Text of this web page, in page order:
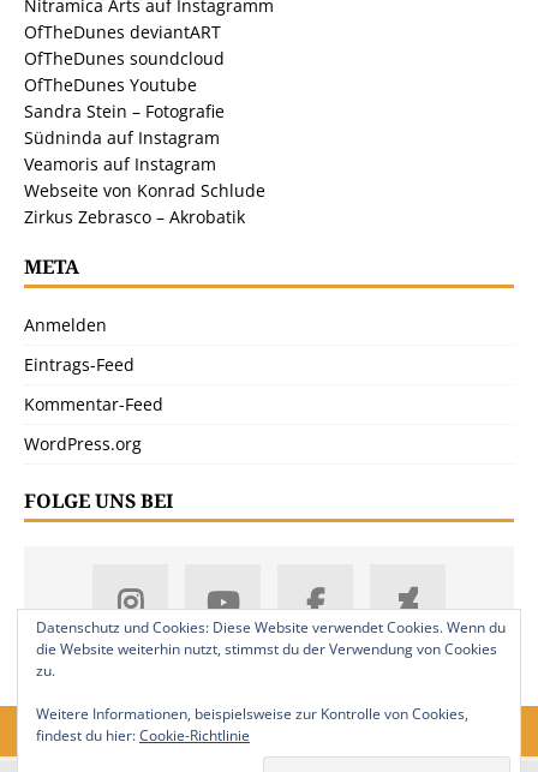
Nitramica Arts auf Instagramm
OfTheDunes deviantART
OfTheDunes soundcloud
OfTheDunes Youtube
Sandra Stein – Fotografie
Südninda auf Instagram
Veamoris auf Instagram
Webseite von Konrad Schlude
Zirkus Zebrasco – Akrobatik
META
Anmelden
Eintrags-Feed
Kommentar-Feed
WordPress.org
FOLGE UNS BEI
Datenschutz und Cookies: Diese Website verwendet Cookies. Wenn du
die Website weiterhin nutzt, stimmst du der Verwendung von Cookies
zu.
Weitere Informationen, beispielsweise zur Kontrolle von Cookies,
findest du hier:Cookie-Richtlinie